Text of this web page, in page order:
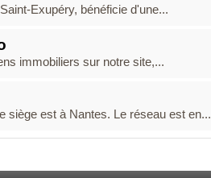
Exupéry, bénéficie d'une...
immobiliers sur notre site,...
siège est à Nantes. Le réseau est en...